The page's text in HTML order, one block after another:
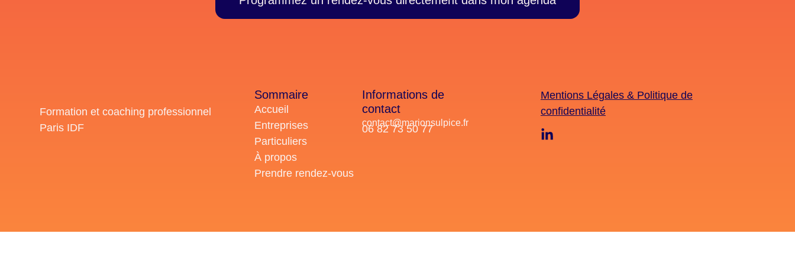
Formation et coaching professionnel
Paris IDF
Sommaire
Accueil
Entreprises
Particuliers
À propos
Prendre rendez-vous
Informations de
contact
contact@marionsulpice.fr
06 82 73 50 77
Mentions Légales & Politique de
confidentialité